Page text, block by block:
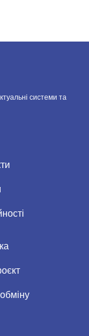
системи та